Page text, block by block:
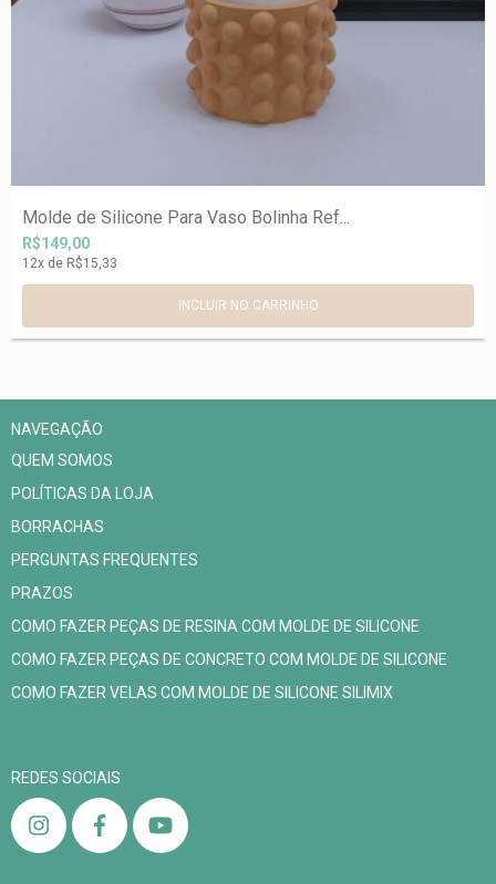
Molde de Silicone Para Vaso Bolinha Ref...
R$149,00
12x de R$15,33
NAVEGAÇÃO
QUEM SOMOS
POLÍTICAS DA LOJA
BORRACHAS
PERGUNTAS FREQUENTES
PRAZOS
COMO FAZER PEÇAS DE RESINA COM MOLDE DE SILICONE
COMO FAZER PEÇAS DE CONCRETO COM MOLDE DE SILICONE
COMO FAZER VELAS COM MOLDE DE SILICONE SILIMIX
REDES SOCIAIS